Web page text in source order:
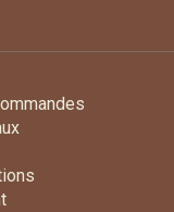
Certificats cadeaux
Devenir détaillant